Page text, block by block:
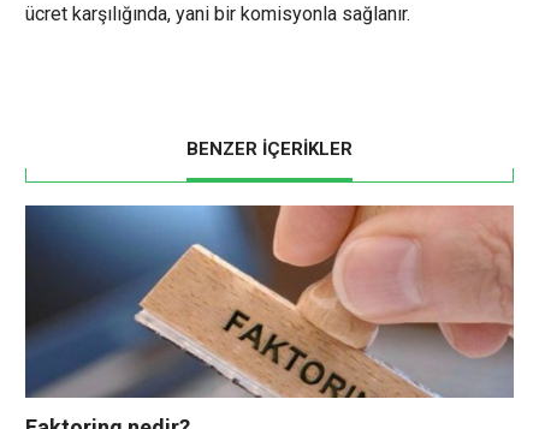
ücret karşılığında, yani bir komisyonla sağlanır.
BENZER İÇERİKLER